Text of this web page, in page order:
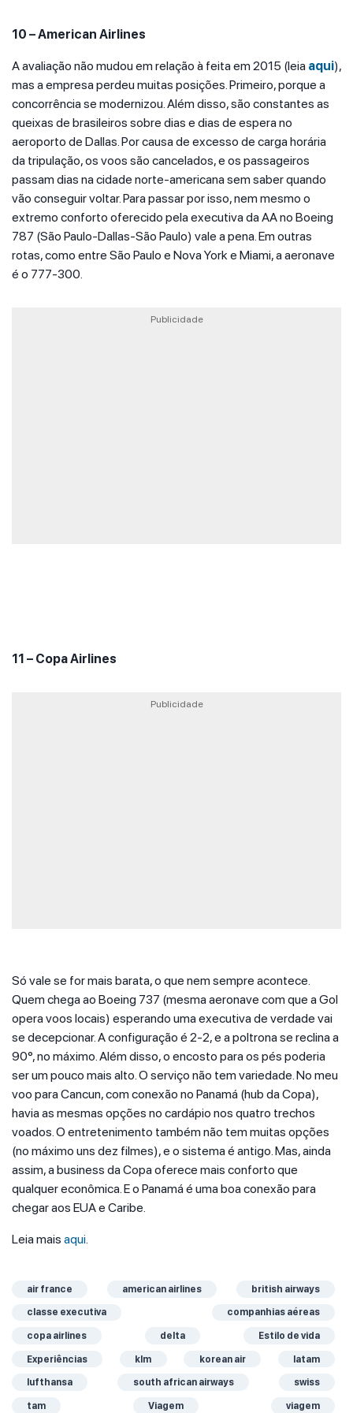
10 – American Airlines
A avaliação não mudou em relação à feita em 2015 (leia aqui),
mas a empresa perdeu muitas posições. Primeiro, porque a
concorrência se modernizou. Além disso, são constantes as
queixas de brasileiros sobre dias e dias de espera no
aeroporto de Dallas. Por causa de excesso de carga horária
da tripulação, os voos são cancelados, e os passageiros
passam dias na cidade norte-americana sem saber quando
vão conseguir voltar. Para passar por isso, nem mesmo o
extremo conforto oferecido pela executiva da AA no Boeing
787 (São Paulo-Dallas-São Paulo) vale a pena. Em outras
rotas, como entre São Paulo e Nova York e Miami, a aeronave
é o 777-300.
Publicidade
11 – Copa Airlines
Publicidade
Só vale se for mais barata, o que nem sempre acontece.
Quem chega ao Boeing 737 (mesma aeronave com que a Gol
opera voos locais) esperando uma executiva de verdade vai
se decepcionar. A configuração é 2-2, e a poltrona se reclina a
90°, no máximo. Além disso, o encosto para os pés poderia
ser um pouco mais alto. O serviço não tem variedade. No meu
voo para Cancun, com conexão no Panamá (hub da Copa),
havia as mesmas opções no cardápio nos quatro trechos
voados. O entretenimento também não tem muitas opções
(no máximo uns dez filmes), e o sistema é antigo. Mas, ainda
assim, a business da Copa oferece mais conforto que
qualquer econômica. E o Panamá é uma boa conexão para
chegar aos EUA e Caribe.
Leia mais aqui.
air france american airlines british airways
classe executiva companhias aéreas
copa airlines delta Estilo de vida
Experiências klm korean air latam
lufthansa south african airways swiss
tam Viagem viagem